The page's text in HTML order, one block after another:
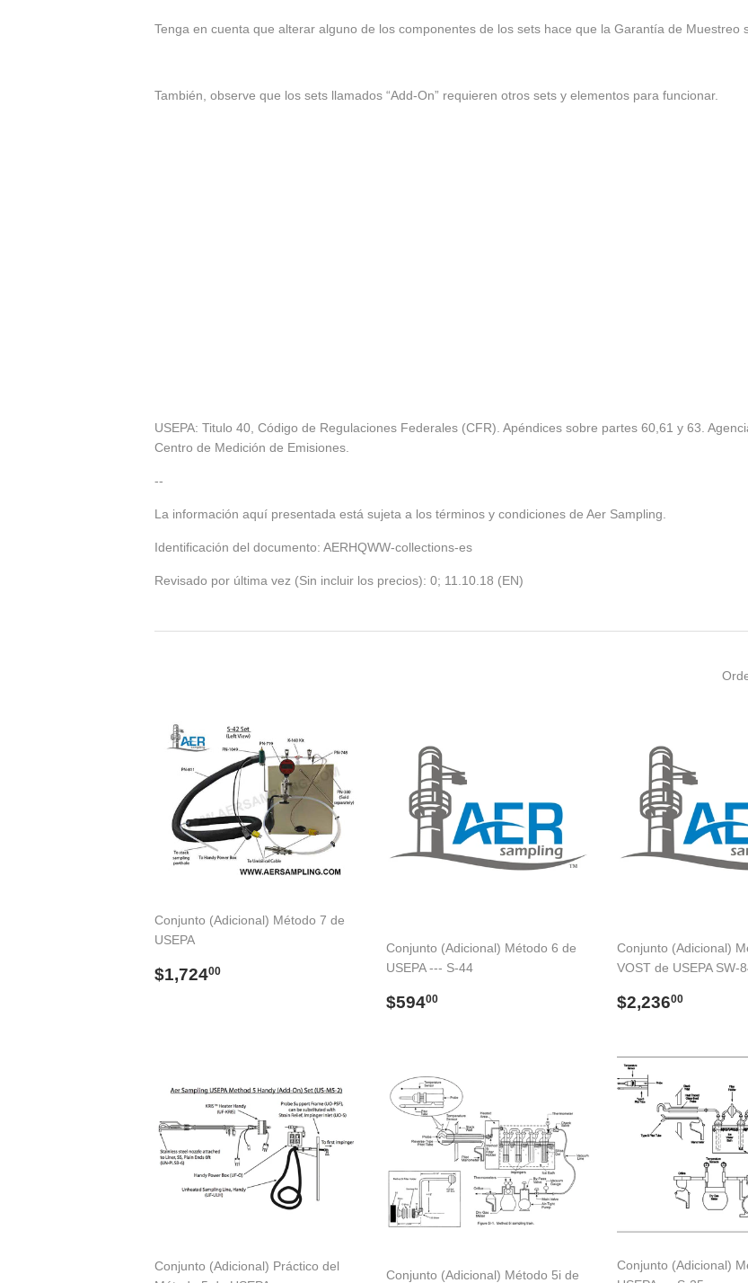
Tenga en cuenta que alterar alguno de los componentes de los sets hace que la Garantía de Muestreo
También, observe que los sets llamados “Add-On” requieren otros sets y elementos para funcionar.
USEPA: Titulo 40, Código de Regulaciones Federales (CFR). Apéndices sobre partes 60,61 y 63.
Centro de Medición de Emisiones.
--
La información aquí presentada está sujeta a los términos y condiciones de Aer Sampling.
Identificación del documento: AERHQWW-collections-es
Revisado por última vez (Sin incluir los precios): 0; 11.10.18 (EN)
Conjunto (Adicional) Método 7 de
USEPA
Precio
$1,72400
Conjunto (Adicional) Método 6 de
USEPA --- S-44
Precio
$59400$594.00
Conjunto (Adicional)
VOST de USEPA SW-
Precio
$2,23600
Conjunto (Adicional) Práctico del
Conjunto (Adicional) Método 5i de
Conjunto (Adicional)